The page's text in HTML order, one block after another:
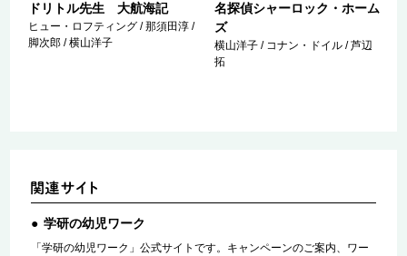
ドリトル先生 大航海記
ヒュー・ロフティング / 那須田淳 /
脚次郎 / 横山洋子
名探偵シャーロック・ホーム
ズ
横山洋子 / コナン・ドイル / 芦辺
拓
学研の幼児ワーク
「学研の幼児ワーク」公式サイトです。キャンペーンのご案内、ワー